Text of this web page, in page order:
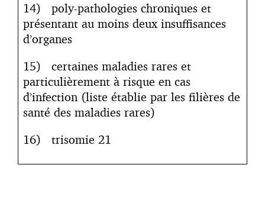
14) poly-pathologies chroniques et
présentant au moins deux insuffisances
d’organes
15) certaines maladies rares et
particulièrement à risque en cas
d’infection (liste établie par les filières de
santé des maladies rares)
16) trisomie 21